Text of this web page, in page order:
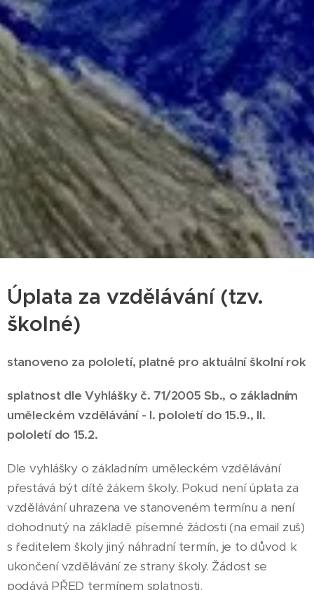
Úplata za vzdělávání (tzv.
školné)
stanoveno za pololetí, platné pro aktuální školní rok
splatnost dle Vyhlášky č. 71/2005 Sb., o základním
uměleckém vzdělávání - I. pololetí do 15.9., II.
pololetí do 15.2.
Dle vyhlášky o základním uměleckém vzdělávání
přestává být dítě žákem školy. Pokud není úplata za
vzdělávání uhrazena ve stanoveném termínu a není
dohodnutý na základě písemné žádosti (na email zuš)
s ředitelem školy jiný náhradní termín, je to důvod k
ukončení vzdělávání ze strany školy. Žádost se
podává PŘED termínem splatnosti.